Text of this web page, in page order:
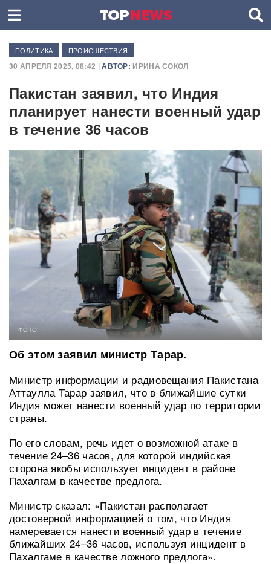
ПОЛИТИКА ПРОИСШЕСТВИЯ
30 АПРЕЛЯ 2025, 08:42 |АВТОР: ИРИНА СОКОЛ
Пакистан заявил, что Индия
планирует нанести военный удар
в течение 36 часов
ФОТО:
Об этом заявил министр Тарар.
Министр информации и радиовещания Пакистана
Аттаулла Тарар заявил, что в ближайшие сутки
Индия может нанести военный удар по территории
страны.
По его словам, речь идет о возможной атаке в
течение 24–36 часов, для которой индийская
сторона якобы использует инцидент в районе
Пахалгам в качестве предлога.
Министр сказал: «Пакистан располагает
достоверной информацией о том, что Индия
намеревается нанести военный удар в течение
ближайших 24–36 часов, используя инцидент в
Пахалгаме в качестве ложного предлога».